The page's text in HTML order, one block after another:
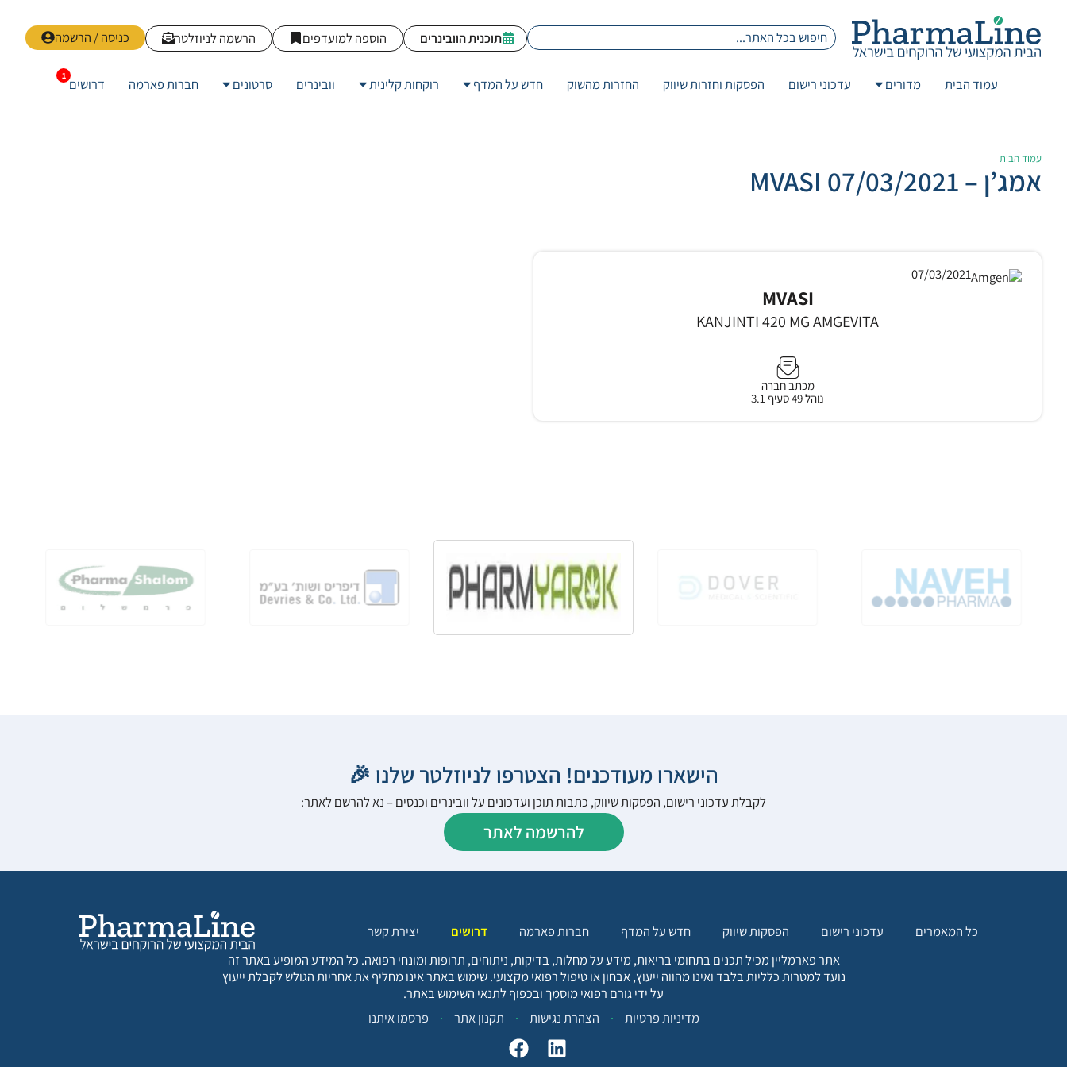
כניסה / הרשמה הרשמה לניוזלטר הוספה למועדפים תוכנית הוובינרים
עמוד הבית מדורים עדכוני רישום הפסקות וחזרות שיווק החזרות מהשוק חדש על המדף רוקחות קלינית וובינרים סרטונים חברות פארמה דרושים
עמוד הבית
אמג’ן – 07/03/2021 MVASI
07/03/2021
MVASI
KANJINTI 420 MG AMGEVITA
מכתב חברה
נוהל 49 סעיף 3.1
הישארו מעודכנים! הצטרפו לניוזלטר שלנו 🎉
לקבלת עדכוני רישום, הפסקות שיווק, כתבות תוכן ועדכונים על וובינרים וכנסים – נא להרשם לאתר:
להרשמה לאתר
כל המאמרים עדכוני רישום הפסקות שיווק חדש על המדף חברות פארמה דרושים
יצירת קשר
אתר פארמליין מכיל תכנים בתחומי בריאות, מידע על מחלות, בדיקות, ניתוחים, תרופות ומונחי רפואה. כל המידע המופיע באתר זה
נועד למטרות כלליות בלבד ואינו מהווה ייעוץ, אבחון או טיפול רפואי מקצועי. שימוש באתר אינו מחליף את אחריות הגולש לקבלת ייעוץ
על ידי גורם רפואי מוסמך ובכפוף לתנאי השימוש באתר.
מדיניות פרטיות
הצהרת נגישות תקנון אתר פרסמו איתנו